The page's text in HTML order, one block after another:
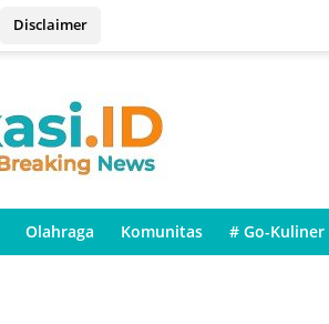
Disclaimer
Olahraga Komunitas # Go-Kuliner